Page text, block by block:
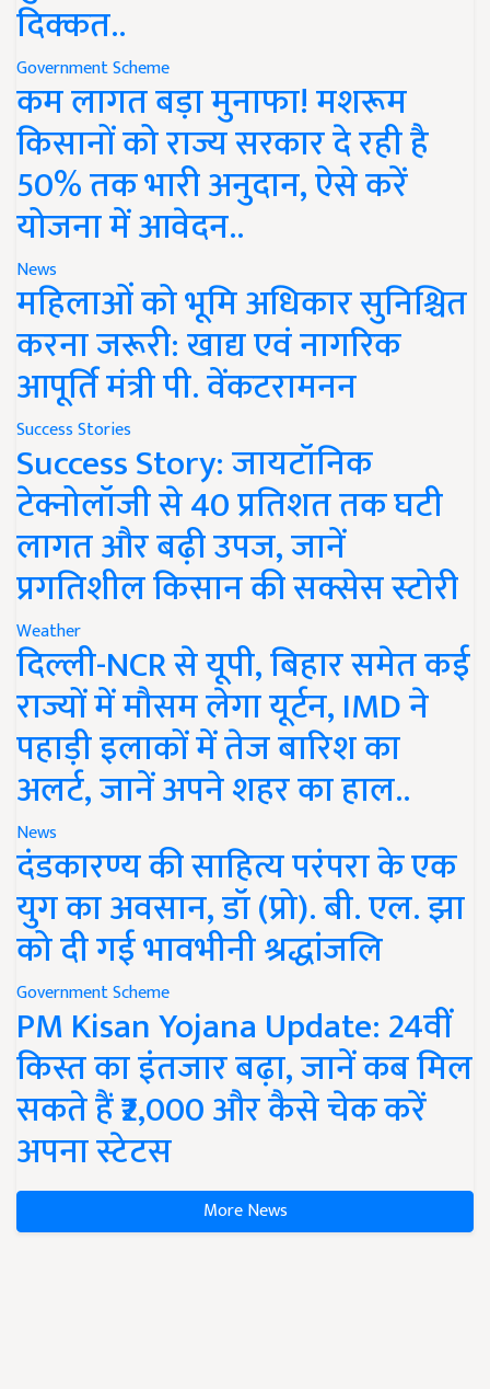
दिक्कत..
Government Scheme
कम लागत बड़ा मुनाफा! मशरूम
किसानों को राज्य सरकार दे रही है
50% तक भारी अनुदान, ऐसे करें
योजना में आवेदन..
News
महिलाओं को भूमि अधिकार सुनिश्चित
करना जरूरी: खाद्य एवं नागरिक
आपूर्ति मंत्री पी. वेंकटरामनन
Success Stories
Success Story: जायटॉनिक
टेक्नोलॉजी से 40 प्रतिशत तक घटी
लागत और बढ़ी उपज, जानें
प्रगतिशील किसान की सक्सेस स्टोरी
Weather
दिल्ली-NCR से यूपी, बिहार समेत कई
राज्यों में मौसम लेगा यूर्टन, IMD ने
पहाड़ी इलाकों में तेज बारिश का
अलर्ट, जानें अपने शहर का हाल..
News
दंडकारण्य की साहित्य परंपरा के एक
युग का अवसान, डॉ (प्रो). बी. एल. झा
को दी गई भावभीनी श्रद्धांजलि
Government Scheme
PM Kisan Yojana Update: 24वीं
किस्त का इंतजार बढ़ा, जानें कब मिल
सकते हैं ₹2,000 और कैसे चेक करें
अपना स्टेटस
More News